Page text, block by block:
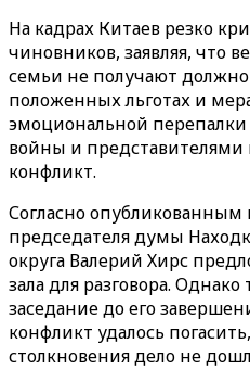
На кадрах Китаев резко
чиновников, заявляя, что
семьи не получают
положенных льготах и
эмоциональной
войны и представителями
конфликт.
Согласно
председателя думы
округа Валерий Хирс
зала для разговора. Однако
заседание до его
конфликт удалось
столкновения дело не